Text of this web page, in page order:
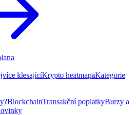
klesajícíKrypto heatmapaKategorie
BlockchainTransakční poplatkyBurzy a